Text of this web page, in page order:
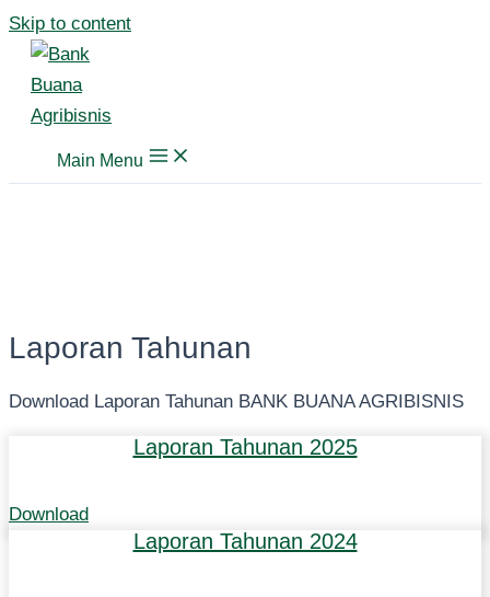
Skip to content
Main Menu
Laporan Tahunan
Download Laporan Tahunan BANK BUANA AGRIBISNIS
Laporan Tahunan 2025
Download
Laporan Tahunan 2024